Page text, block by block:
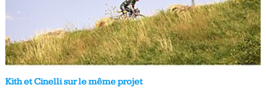
Kith et Cinelli sur le même projet